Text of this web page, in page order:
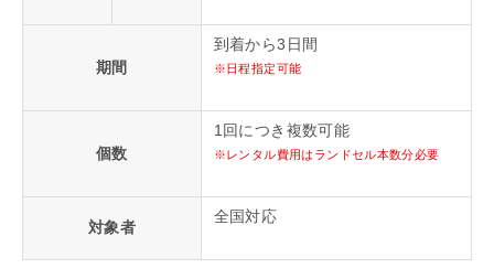
期間
到着から3日間
※日程指定可能
個数
1回につき複数可能
※レンタル費用はランドセル本数分必要
対象者
全国対応